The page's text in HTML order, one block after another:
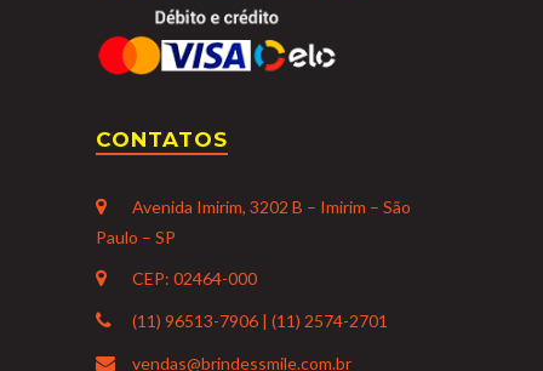
CONTATOS
Avenida Imirim, 3202 B – Imirim – São
Paulo – SP
CEP: 02464-000
(11) 96513-7906 | (11) 2574-2701
vendas@brindessmile.com.br